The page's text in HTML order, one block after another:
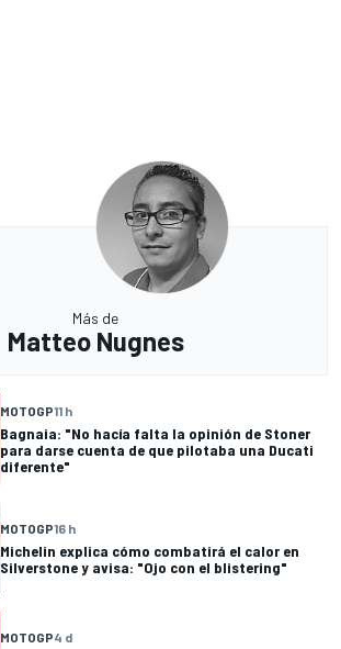
Más de
Matteo Nugnes
MOTOGP11 h
Bagnaia: "No hacía falta la opinión de Stoner
para darse cuenta de que pilotaba una Ducati
diferente"
MOTOGP16 h
Michelin explica cómo combatirá el calor en
Silverstone y avisa: "Ojo con el blistering"
MOTOGP4 d